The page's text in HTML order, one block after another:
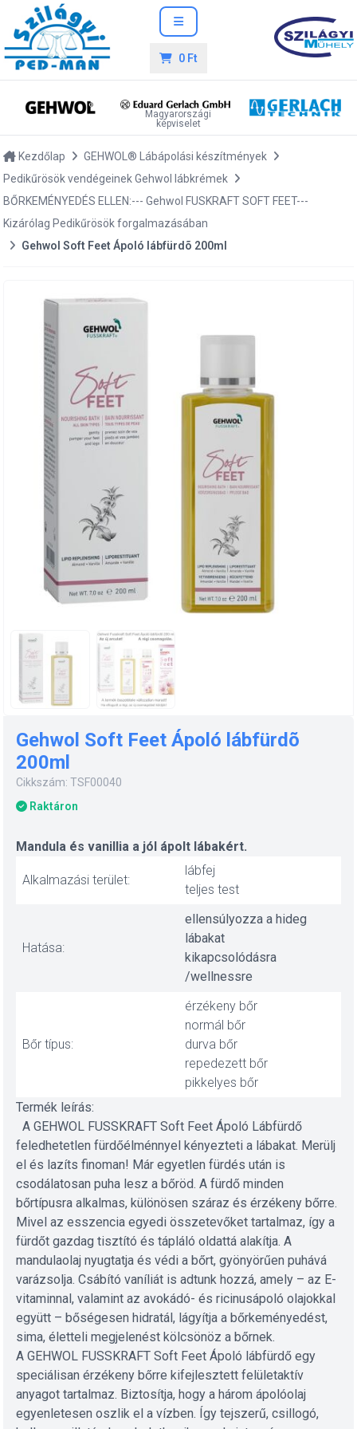
0 Ft
Magyarországi
képviselet
Kezdőlap
GEHWOL® Lábápolási készítmények
Pedikűrösök vendégeinek Gehwol lábkrémek
BŐRKEMÉNYEDÉS ELLEN:--- Gehwol FUSKRAFT SOFT FEET---
Kizárólag Pedikűrösök forgalmazásában
Gehwol Soft Feet Ápoló lábfürdõ 200ml
Gehwol Soft Feet Ápoló lábfürdõ
200ml
Cikkszám: TSF00040
Raktáron
Mandula és vanillia a jól ápolt lábakért.
Alkalmazási terület:
lábfej
teljes test
Hatása:
ellensúlyozza a hideg
lábakat
kikapcsolódásra
/wellnessre
Bőr típus:
érzékeny bőr
normál bőr
durva bőr
repedezett bőr
pikkelyes bőr
Termék leírás:
A GEHWOL FUSSKRAFT Soft Feet Ápoló Lábfürdő
feledhetetlen fürdőélménnyel kényezteti a lábakat. Merülj
el és lazíts finoman! Már egyetlen fürdés után is
csodálatosan puha lesz a bőröd. A fürdő minden
bőrtípusra alkalmas, különösen száraz és érzékeny bőrre.
Mivel az esszencia egyedi összetevőket tartalmaz, így a
fürdőt gazdag tisztító és tápláló oldattá alakítja. A
mandulaolaj nyugtatja és védi a bőrt, gyönyörűen puhává
varázsolja. Csábító vaníliát is adtunk hozzá, amely – az E-
vitaminnal, valamint az avokádó- és ricinusápoló olajokkal
együtt – bőségesen hidratál, lágyítja a bőrkeményedést,
sima, életteli megjelenést kölcsönöz a bőrnek.
A GEHWOL FUSSKRAFT Soft Feet Ápoló lábfürdő egy
speciálisan érzékeny bőrre kifejlesztett felületaktív
anyagot tartalmaz. Biztosítja, hogy a három ápolóolaj
egyenletesen oszlik el a vízben. Így tejszerű, csillogó,